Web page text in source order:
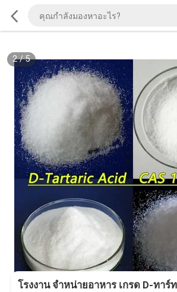
2/5
โรงงาน จําหน่ายอาหาร เกรด D-ทาร์